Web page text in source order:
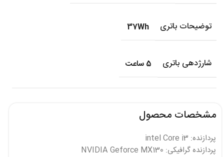
توضیحات باتری 37Wh
شارژدهی باتری 5 ساعت
مشخصات محصول
پردازنده: intel Core i3
پردازنده گرافیکی: NVIDIA Geforce MX130